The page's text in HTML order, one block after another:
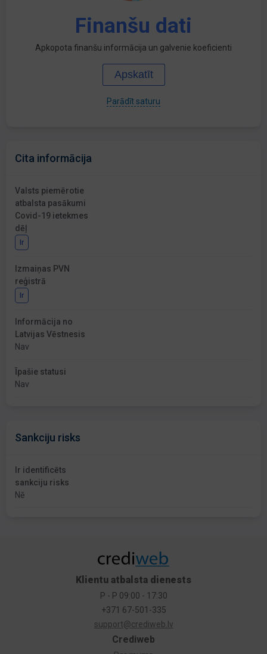
Finanšu dati
Apkopota finanšu informācija un galvenie koeficienti
Apskatīt
Parādīt saturu
Cita informācija
Valsts piemērotie
atbalsta pasākumi
Covid-19 ietekmes
dēļ
Ir
Izmaiņas PVN
reģistrā
Ir
Informācija no
Latvijas Vēstnesis
Nav
Īpašie statusi
Nav
Sankciju risks
Ir identificēts
sankciju risks
Nē
Crediweb
Klientu atbalsta dienests
P - P 09:00 - 17:30
+371 67-501-335
support@crediweb.lv